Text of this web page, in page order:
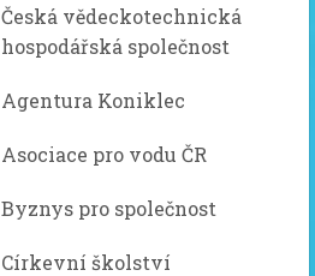
Česká vědeckotechnická
hospodářská společnost
Agentura Koniklec
Asociace pro vodu ČR
Byznys pro společnost
Církevní školství